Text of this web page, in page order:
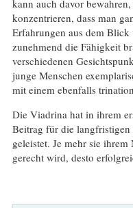
kann auch davor
konzentrieren, dass man
Erfahrungen aus dem
zunehmend die Fähigkeit
verschiedenen
junge Menschen
mit einem ebenfalls
Die Viadrina hat in ihrem
Beitrag für die
geleistet. Je mehr sie
gerecht wird, desto